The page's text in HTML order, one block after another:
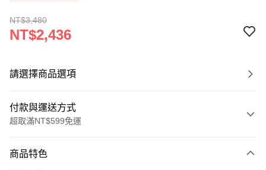
NT$3,480
NT$2,436
請選擇商品選項
付款與運送方式
超取滿NT$599免運
信用卡一次付款
商品特色